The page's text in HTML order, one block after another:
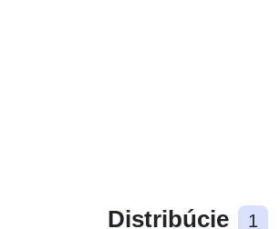
Distribúcie 1